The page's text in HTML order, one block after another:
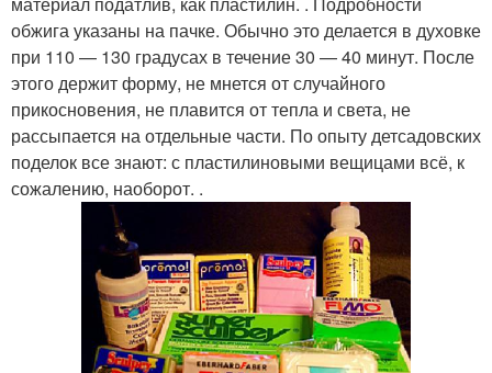
обжига указаны на пачке. Обычно это делается в духовке
при 110 — 130 градусах в течение 30 — 40 минут. После
этого держит форму, не мнется от случайного
прикосновения, не плавится от тепла и света, не
рассыпается на отдельные части. По опыту детсадовских
поделок все знают: с пластилиновыми вещицами всё, к
сожалению, наоборот. .